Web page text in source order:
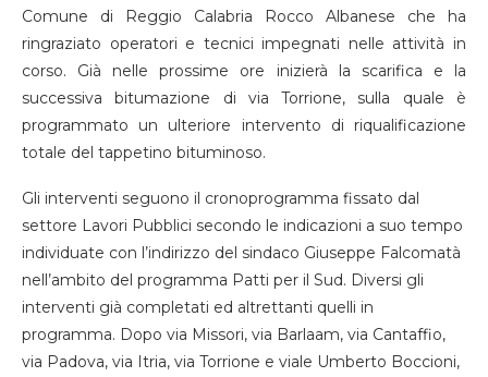
Comune di Reggio Calabria Rocco Albanese che ha
ringraziato operatori e tecnici impegnati nelle attività in
corso. Già nelle prossime ore inizierà la scarifica e la
successiva bitumazione di via Torrione, sulla quale è
programmato un ulteriore intervento di riqualificazione
totale del tappetino bituminoso.
Gli interventi seguono il cronoprogramma fissato dal
settore Lavori Pubblici secondo le indicazioni a suo tempo
individuate con l’indirizzo del sindaco Giuseppe Falcomatà
nell’ambito del programma Patti per il Sud. Diversi gli
interventi già completati ed altrettanti quelli in
programma. Dopo via Missori, via Barlaam, via Cantaffio,
via Padova, via Itria, via Torrione e viale Umberto Boccioni,